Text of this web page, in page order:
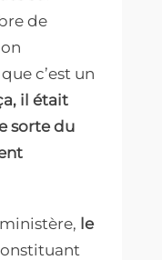
de
c’est un
il était
sorte du
le